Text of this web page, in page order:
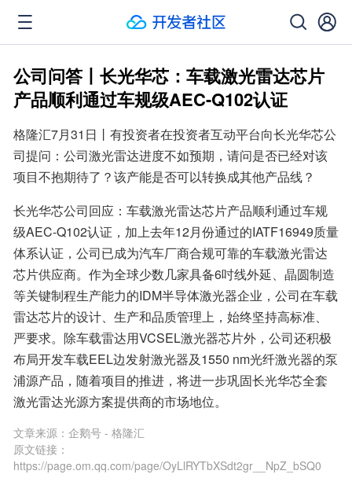
公司问答丨长光华芯：车载激光雷达芯片
产品顺利通过车规级AEC-Q102认证
格隆汇7月31日丨有投资者在投资者互动平台向长光华芯公
司提问：公司激光雷达进度不如预期，请问是否已经对该
项目不抱期待了？该产能是否可以转换成其他产品线？
长光华芯公司回应：车载激光雷达芯片产品顺利通过车规
级AEC-Q102认证，加上去年12月份通过的IATF16949质量
体系认证，公司已成为汽车厂商合规可靠的车载激光雷达
芯片供应商。作为全球少数几家具备6吋线外延、晶圆制造
等关键制程生产能力的IDM半导体激光器企业，公司在车载
雷达芯片的设计、生产和品质管理上，始终坚持高标准、
严要求。除车载雷达用VCSEL激光器芯片外，公司还积极
布局开发车载EEL边发射激光器及1550 nm光纤激光器的泵
浦源产品，随着项目的推进，将进一步巩固长光华芯全套
激光雷达光源方案提供商的市场地位。
文章来源： 企鹅号 - 格隆汇
原文链接：
https://page.om.qq.com/page/OyLlRYTbXSdt2gr__NpZ_bSQ0